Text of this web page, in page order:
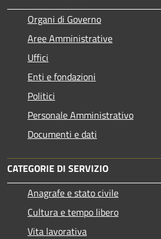
Organi di Governo
Aree Amministrative
Uffici
Enti e fondazioni
Politici
Personale Amministrativo
Documenti e dati
CATEGORIE DI SERVIZIO
Anagrafe e stato civile
Cultura e tempo libero
Vita lavorativa